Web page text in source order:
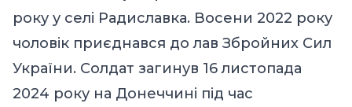
року у селі Радиславка. Восени 2022 року
чоловік приєднався до лав Збройних Сил
України. Солдат загинув 16 листопада
2024 року на Донеччині під час